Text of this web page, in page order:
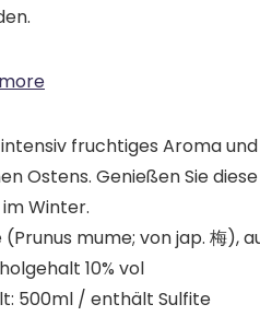
intensiv fruchtiges Aroma
Ostens. Genießen Sie
Winter.
(Prunus mume; von jap. 梅),
10% vol
500ml / enthält Sulfite